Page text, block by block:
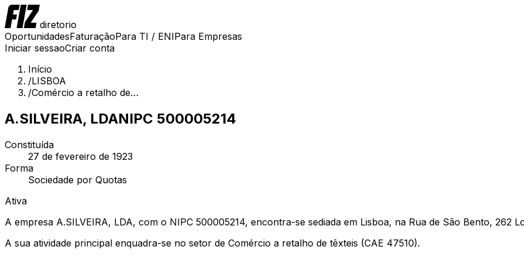
diretorio
OportunidadesFaturaçãoPara TI / ENIPara Empresas
Iniciar sessaoCriar conta
Início
/LISBOA
/Comércio a retalho de…
A.SILVEIRA, LDANIPC 500005214
Constituída
27 de fevereiro de 1923
Forma
Sociedade por Quotas
Ativa
A empresa A.SILVEIRA, LDA, com o NIPC 500005214, encontra-se sediada em Lisboa, na Rua de São Bento, 262
A sua atividade principal enquadra-se no setor de Comércio a retalho de têxteis (CAE 47510).